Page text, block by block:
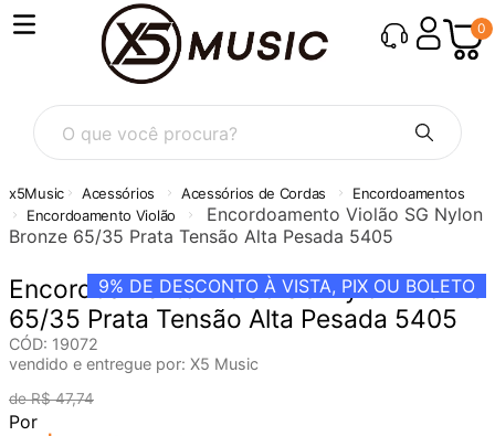
0
O que você procura?
Acessórios Acessórios de Cordas
Encordoamentos
Encordoamento Violão
Encordoamento Violão SG Nylon
Bronze 65/35 Prata Tensão Alta Pesada 5405
9% DE DESCONTO À VISTA, PIX OU BOLETO
Encordoamento Violão SG Nylon Bronze
65/35 Prata Tensão Alta Pesada 5405
CÓD: 19072
vendido e entregue por: X5 Music
R$ 47,74
Por